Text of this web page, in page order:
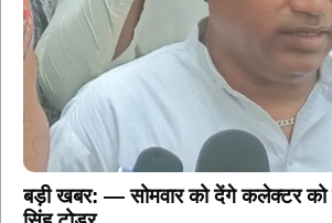
बड़ी खबर: — सोमवार को देंगे कलेक्टर को